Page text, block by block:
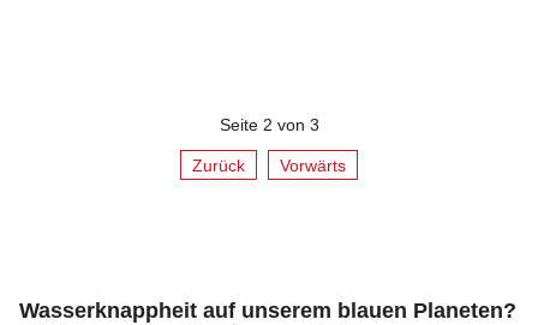
Seite 2 von 3
Zurück Vorwärts
Wasserknappheit auf unserem blauen Planeten?